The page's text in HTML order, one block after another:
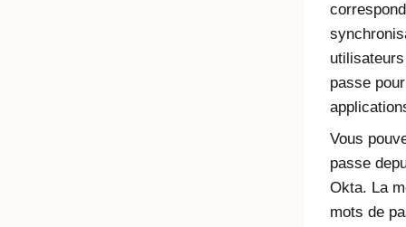
passe
Vous
passe
Okta. La
mots de